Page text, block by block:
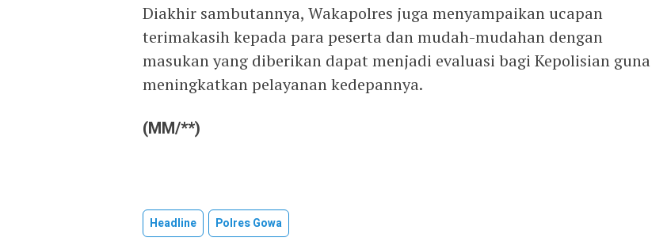
Diakhir sambutannya, Wakapolres juga menyampaikan ucapan
terimakasih kepada para peserta dan mudah-mudahan dengan
masukan yang diberikan dapat menjadi evaluasi bagi Kepolisian guna
meningkatkan pelayanan kedepannya.
(MM/**)
Headline Polres Gowa